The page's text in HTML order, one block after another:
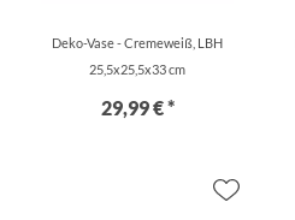
Deko-Vase - Cremeweiß, LBH
25,5x25,5x33 cm
29,99 € *